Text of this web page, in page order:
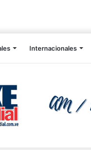
Internacionales